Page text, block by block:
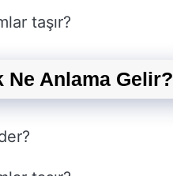
taşır?
Ne Anlama Gelir?